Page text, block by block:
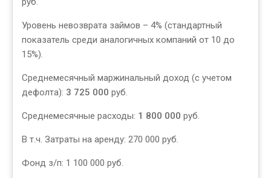
Уровень невозврата займов – 4% (стандартный
показатель среди аналогичных компаний от 10 до
15%).
Среднемесячный маржинальный доход (с учетом
дефолта): 3 725 000 руб.
Среднемесячные расходы: 1 800 000 руб.
В т.ч. Затраты на аренду: 270 000 руб.
Фонд з/п: 1 100 000 руб.